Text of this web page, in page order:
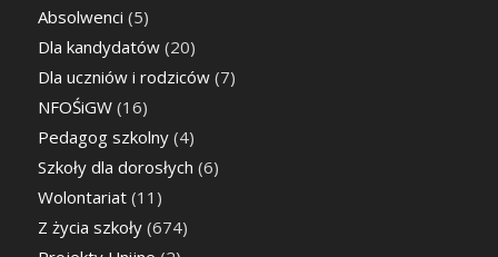
Absolwenci (5)
Dla kandydatów(20)
Dla uczniów i rodziców(7)
NFOŚiGW(16)
Pedagog szkolny(4)
Szkoły dla dorosłych (6)
Wolontariat(11)
Z życia szkoły(674)